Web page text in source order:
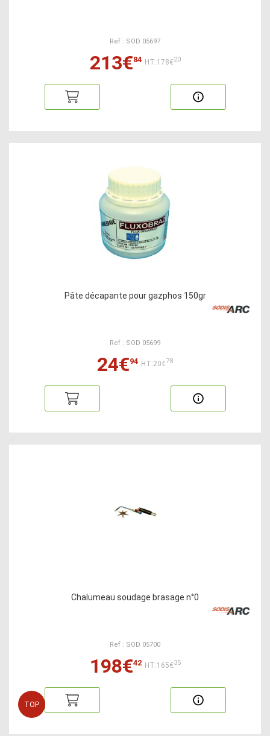
Ref : SOD 05697
213€84 HT:178€20
Pâte décapante pour gazphos 150gr
Ref : SOD 05699
24€94 HT:20€78
Chalumeau soudage brasage n°0
Ref : SOD 05700
198€42 HT:165€35
TOP